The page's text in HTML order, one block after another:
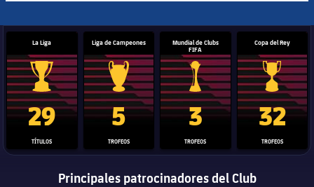
La Liga
Trofeo de La Liga
29
TÍTULOS
Liga de Campeones
Trofeo de la Liga de Campeones
5
TROFEOS
Mundial de Clubs
FIFA
Trofeo del Mundial de
3
TROFEOS
Copa del Rey
Copa del
32
TROFEOS
Principales patrocinadores del Club